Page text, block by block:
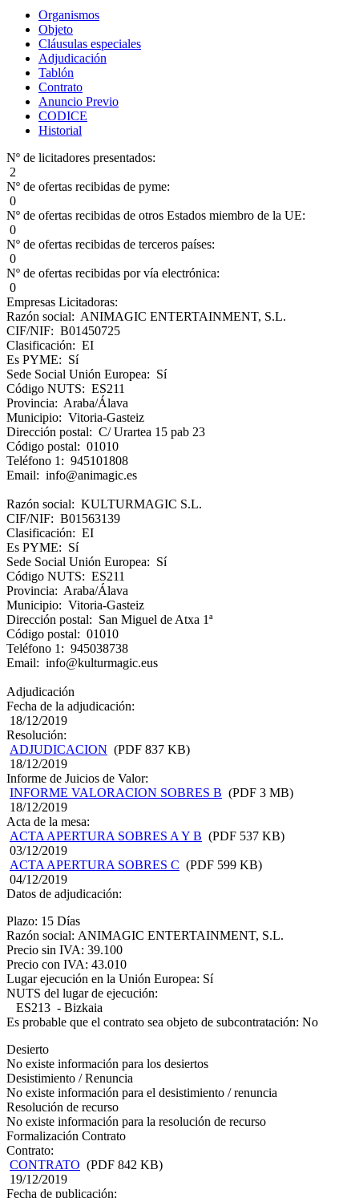
Organismos
Objeto
Cláusulas especiales
Adjudicación
Tablón
Contrato
Anuncio Previo
CODICE
Historial
Nº de licitadores presentados:
2
Nº de ofertas recibidas de pyme:
0
Nº de ofertas recibidas de otros Estados miembro de la UE:
0
Nº de ofertas recibidas de terceros países:
0
Nº de ofertas recibidas por vía electrónica:
0
Empresas Licitadoras:
Razón social: ANIMAGIC ENTERTAINMENT, S.L.
CIF/NIF: B01450725
Clasificación: EI
Es PYME: Sí
Sede Social Unión Europea: Sí
Código NUTS: ES211
Provincia: Araba/Álava
Municipio: Vitoria-Gasteiz
Dirección postal: C/ Urartea 15 pab 23
Código postal: 01010
Teléfono 1: 945101808
Email: info@animagic.es
Razón social: KULTURMAGIC S.L.
CIF/NIF: B01563139
Clasificación: EI
Es PYME: Sí
Sede Social Unión Europea: Sí
Código NUTS: ES211
Provincia: Araba/Álava
Municipio: Vitoria-Gasteiz
Dirección postal: San Miguel de Atxa 1ª
Código postal: 01010
Teléfono 1: 945038738
Email: info@kulturmagic.eus
Adjudicación
Fecha de la adjudicación:
18/12/2019
Resolución:
ADJUDICACION (PDF 837 KB)
18/12/2019
Informe de Juicios de Valor:
INFORME VALORACION SOBRES B (PDF 3 MB)
18/12/2019
Acta de la mesa:
ACTA APERTURA SOBRES A Y B (PDF 537 KB)
03/12/2019
ACTA APERTURA SOBRES C (PDF 599 KB)
04/12/2019
Datos de adjudicación:
Plazo: 15 Días
Razón social: ANIMAGIC ENTERTAINMENT, S.L.
Precio sin IVA: 39.100
Precio con IVA: 43.010
Lugar ejecución en la Unión Europea: Sí
NUTS del lugar de ejecución:
ES213 - Bizkaia
Es probable que el contrato sea objeto de subcontratación: No
Desierto
No existe información para los desiertos
Desistimiento / Renuncia
No existe información para el desistimiento / renuncia
Resolución de recurso
No existe información para la resolución de recurso
Formalización Contrato
Contrato:
CONTRATO (PDF 842 KB)
19/12/2019
Fecha de publicación: